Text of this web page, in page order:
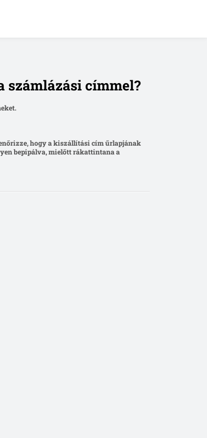
számlázási címmel?
hogy a kiszállítási cím űrlapjának
bepipálva, mielőtt rákattintana a